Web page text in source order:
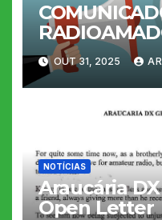
AMANTES
OUT 31, 2025
NOTÍCIAS
Araucária
Open Letter